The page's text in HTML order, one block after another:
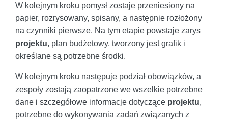
W kolejnym kroku pomysł zostaje przeniesiony na
papier, rozrysowany, spisany, a następnie rozłożony
na czynniki pierwsze. Na tym etapie powstaje zarys
projektu, plan budżetowy, tworzony jest grafik i
określane są potrzebne środki.
W kolejnym kroku następuje podział obowiązków, a
zespoły zostają zaopatrzone we wszelkie potrzebne
dane i szczegółowe informacje dotyczące projektu,
potrzebne do wykonywania zadań związanych z